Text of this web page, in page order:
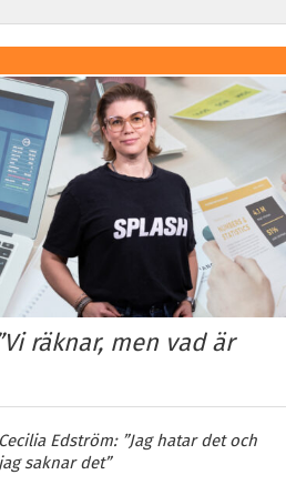
räknar, men vad är
Cecilia Edström: ”Jag hatar det och
jag saknar det”